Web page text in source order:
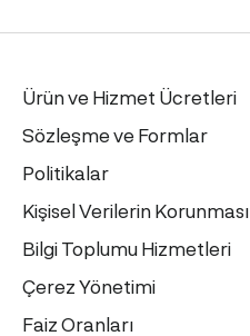
Ürün ve Hizmet Ücretleri
Sözleşme ve Formlar
Politikalar
Kişisel Verilerin Korunması
Bilgi Toplumu Hizmetleri
Çerez Yönetimi
Faiz Oranları